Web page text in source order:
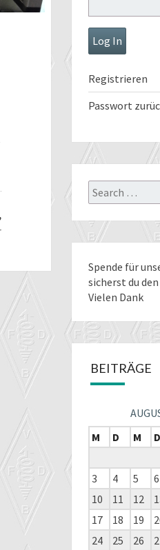
Registrieren
Passwort
Search
for:
Spende für
sicherst du
Vielen Dank
BEITRÄGE
M
D M D
3
4 5 6
10
11 12
17
18 19
24
25 26